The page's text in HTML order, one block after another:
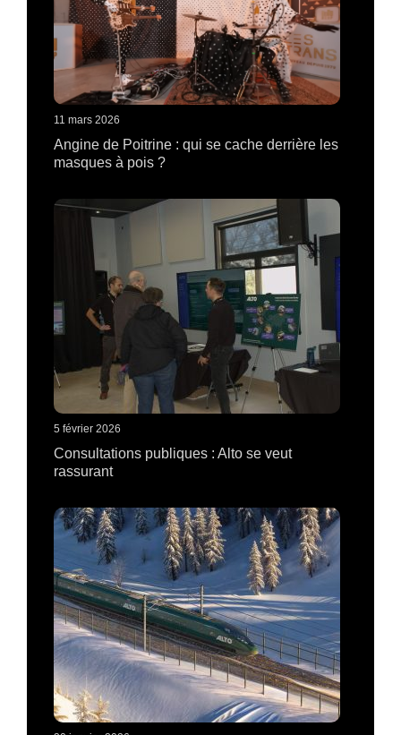
11 mars 2026
Angine de Poitrine : qui se cache derrière les
masques à pois ?
5 février 2026
Consultations publiques : Alto se veut
rassurant